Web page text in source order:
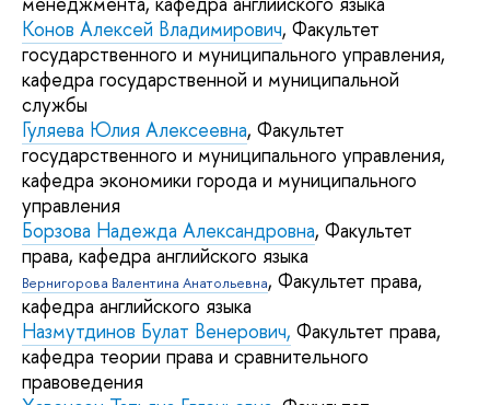
Конов Алексей Владимирович, Факультет
государственного и муниципального управления,
кафедра государственной и муниципальной
службы
Гуляева Юлия Алексеевна, Факультет
государственного и муниципального управления,
кафедра экономики города и муниципального
управления
Борзова Надежда Александровна, Факультет
права, кафедра английского языка
Вернигорова Валентина Анатольевна, Факультет права,
кафедра английского языка
Назмутдинов Булат Венерович, Факультет права,
кафедра теории права и сравнительного
правоведения